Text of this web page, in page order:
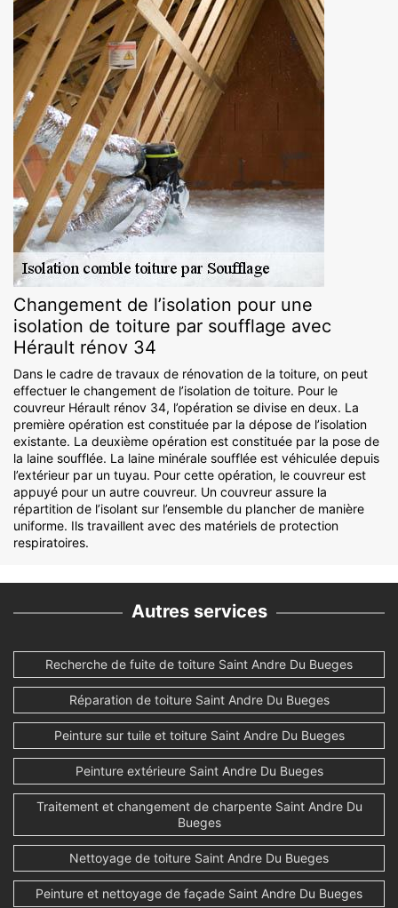
Changement de l’isolation pour une
isolation de toiture par soufflage avec
Hérault rénov 34
Dans le cadre de travaux de rénovation de la toiture, on peut
effectuer le changement de l’isolation de toiture. Pour le
couvreur Hérault rénov 34, l’opération se divise en deux. La
première opération est constituée par la dépose de l’isolation
existante. La deuxième opération est constituée par la pose de
la laine soufflée. La laine minérale soufflée est véhiculée depuis
l’extérieur par un tuyau. Pour cette opération, le couvreur est
appuyé pour un autre couvreur. Un couvreur assure la
répartition de l’isolant sur l’ensemble du plancher de manière
uniforme. Ils travaillent avec des matériels de protection
respiratoires.
Autres services
Recherche de fuite de toiture Saint Andre Du Bueges
Réparation de toiture Saint Andre Du Bueges
Peinture sur tuile et toiture Saint Andre Du Bueges
Peinture extérieure Saint Andre Du Bueges
Traitement et changement de charpente Saint Andre Du
Bueges
Nettoyage de toiture Saint Andre Du Bueges
Peinture et nettoyage de façade Saint Andre Du Bueges